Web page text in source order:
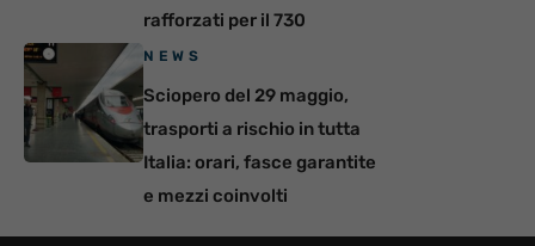
rafforzati per il 730
NEWS
Sciopero del 29 maggio,
trasporti a rischio in tutta
Italia: orari, fasce garantite
e mezzi coinvolti